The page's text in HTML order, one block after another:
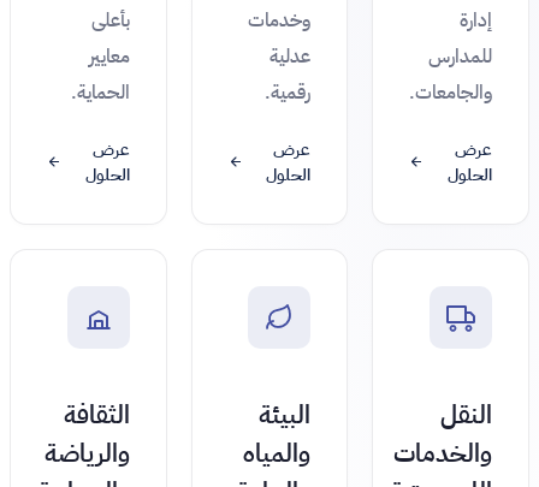
إدارة
للمدارس
والجامعات.
عرض
الحلول
وخدمات
عدلية
رقمية.
عرض
الحلول
بأعلى
معايير
الحماية.
عرض
الحلول
النقل
والخدمات
البيئة
والمياه
الثقافة
والرياضة